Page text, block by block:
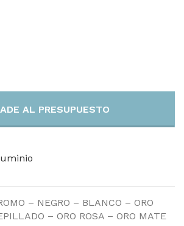
AL PRESUPUESTO
– NEGRO – BLANCO – ORO
– ORO ROSA – ORO MATE